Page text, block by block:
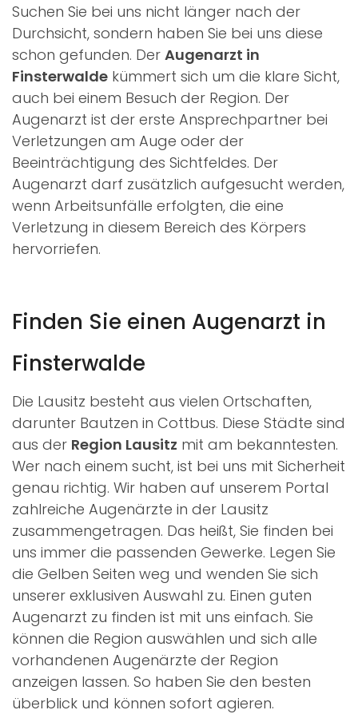
Suchen Sie bei uns nicht länger nach der
Durchsicht, sondern haben Sie bei uns diese
schon gefunden. Der Augenarzt in
Finsterwalde kümmert sich um die klare Sicht,
auch bei einem Besuch der Region. Der
Augenarzt ist der erste Ansprechpartner bei
Verletzungen am Auge oder der
Beeinträchtigung des Sichtfeldes. Der
Augenarzt darf zusätzlich aufgesucht werden,
wenn Arbeitsunfälle erfolgten, die eine
Verletzung in diesem Bereich des Körpers
hervorriefen.
Finden Sie einen Augenarzt in
Finsterwalde
Die Lausitz besteht aus vielen Ortschaften,
darunter Bautzen in Cottbus. Diese Städte sind
aus der Region Lausitz mit am bekanntesten.
Wer nach einem sucht, ist bei uns mit Sicherheit
genau richtig. Wir haben auf unserem Portal
zahlreiche Augenärzte in der Lausitz
zusammengetragen. Das heißt, Sie finden bei
uns immer die passenden Gewerke. Legen Sie
die Gelben Seiten weg und wenden Sie sich
unserer exklusiven Auswahl zu. Einen guten
Augenarzt zu finden ist mit uns einfach. Sie
können die Region auswählen und sich alle
vorhandenen Augenärzte der Region
anzeigen lassen. So haben Sie den besten
überblick und können sofort agieren.